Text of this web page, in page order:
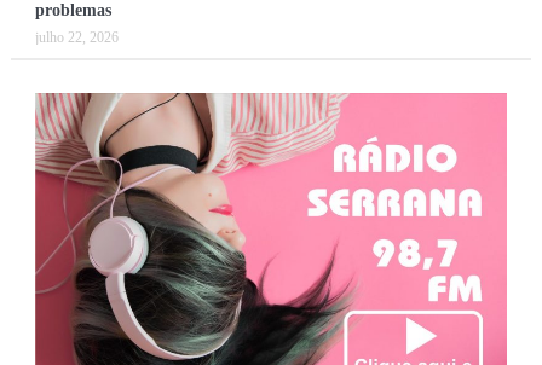
problemas
julho 22, 2026